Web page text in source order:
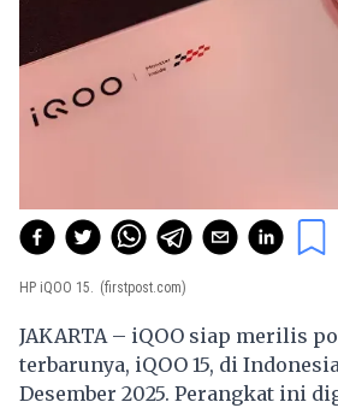
HP iQOO 15. (firstpost.com)
JAKARTA – iQOO siap merilis
terbarunya, iQOO 15, di
Desember 2025. Perangkat ini